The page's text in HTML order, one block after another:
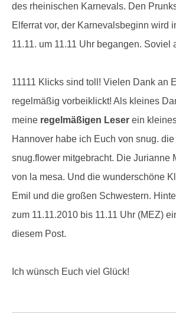
des rheinischen Karnevals. Den
Elferrat vor, der Karnevalsbeginn wird
11.11. um 11.11 Uhr begangen. Soviel
11111 Klicks sind toll! Vielen Dank an
regelmäßig vorbeiklickt! Als kleines
meine regelmäßigen Leser ein
Hannover habe ich Euch von snug. die
snug.flower mitgebracht. Die Jurianne
von la mesa. Und die wunderschöne
Emil und die großen Schwestern.
zum 11.11.2010 bis 11.11 Uhr (MEZ)
diesem Post.
Ich wünsch Euch viel Glück!